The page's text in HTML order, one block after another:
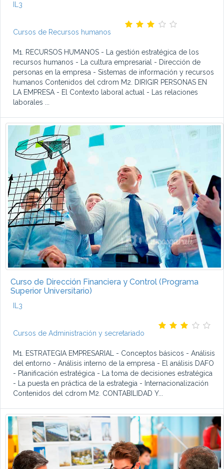
IL3
Cursos de Recursos humanos
M1. RECURSOS HUMANOS - La gestión estratégica de los
recursos humanos - La cultura empresarial - Dirección de
personas en la empresa - Sistemas de información y recursos
humanos Contenidos del cdrom M2. DIRIGIR PERSONAS EN
LA EMPRESA - El Contexto laboral actual - Las relaciones
laborales ...
Curso de Dirección Financiera y Control (Programa
Superior Universitario)
IL3
Cursos de Administración y secretariado
M1. ESTRATEGIA EMPRESARIAL - Conceptos básicos - Análisis
del entorno - Análisis interno de la empresa - El análisis DAFO
- Planificación estratégica - La toma de decisiones estratégica
- La puesta en práctica de la estrategia - Internacionalización
Contenidos del cdrom M2. CONTABILIDAD Y...